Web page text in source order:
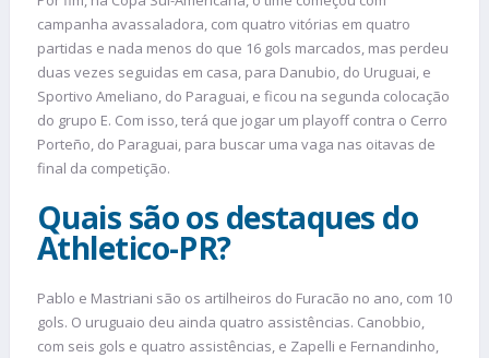
campanha avassaladora, com quatro vitórias em quatro
partidas e nada menos do que 16 gols marcados, mas perdeu
duas vezes seguidas em casa, para Danubio, do Uruguai, e
Sportivo Ameliano, do Paraguai, e ficou na segunda colocação
do grupo E. Com isso, terá que jogar um playoff contra o Cerro
Porteño, do Paraguai, para buscar uma vaga nas oitavas de
final da competição.
Quais são os destaques do
Athletico-PR?
Pablo e Mastriani são os artilheiros do Furacão no ano, com 10
gols. O uruguaio deu ainda quatro assistências. Canobbio,
com seis gols e quatro assistências, e Zapelli e Fernandinho,